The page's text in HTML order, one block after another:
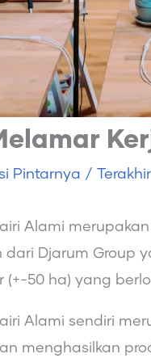
Pintarnya /
Alami
dari Djarum Group
(+-50 ha) yang
Alami sendiri
menghasilkan